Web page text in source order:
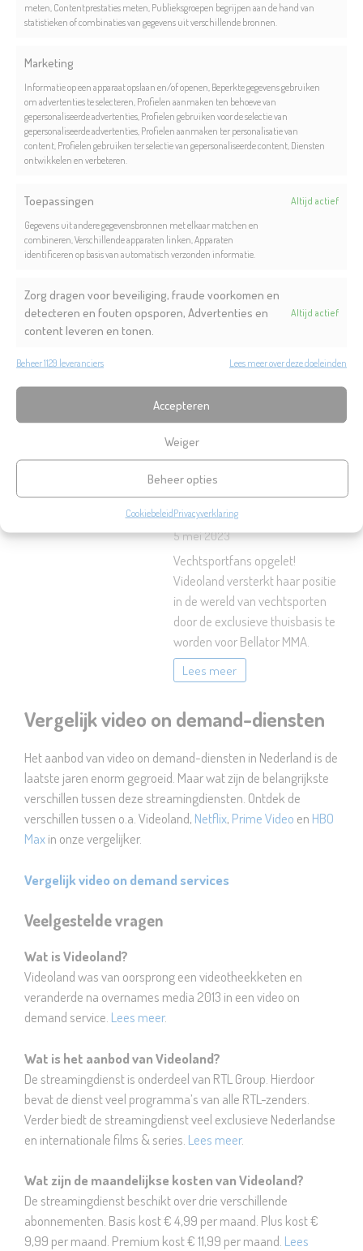
meten, Contentprestaties meten, Publieksgroepen begrijpen aan de hand van
statistieken of combinaties van gegevens uit verschillende bronnen.
Marketing
Informatie op een apparaat opslaan en/of openen, Beperkte gegevens gebruiken
om advertenties te selecteren, Profielen aanmaken ten behoeve van
gepersonaliseerde advertenties, Profielen gebruiken voor de selectie van
gepersonaliseerde advertenties, Profielen aanmaken ter personalisatie van
content, Profielen gebruiken ter selectie van gepersonaliseerde content, Diensten
ontwikkelen en verbeteren.
Toepassingen
Altijd actief
Gegevens uit andere gegevensbronnen met elkaar matchen en
combineren, Verschillende apparaten linken, Apparaten
identificeren op basis van automatisch verzonden informatie.
Zorg dragen voor beveiliging, fraude voorkomen en
detecteren en fouten opsporen, Advertenties en
content leveren en tonen.
Altijd actief
Beheer 1129 leveranciers Lees meer over deze doeleinden
Accepteren
Weiger
Beheer opties
CookiebeleidPrivacyverklaring
Voetbal heeft wereldwijd
talloze boeiende voetbalseries
en meeslepende
voetbaldocumentaires zijn die
de harten van liefhebbers
Videoland
abonnementen worden 1
17 mei 2023
Plus- en Premium-
Lees meer
Videoland wordt
exclusieve thuisbasis
voor Bellator MMA
5 mei 2023
Vechtsportfans opgelet!
Videoland versterkt haar positie
in de wereld van vechtsporten
door de exclusieve thuisbasis te
worden voor Bellator MMA.
Lees meer
Vergelijk video on demand-diensten
Het aanbod van video on demand-diensten in Nederland is de
laatste jaren enorm gegroeid. Maar wat zijn de belangrijkste
verschillen tussen deze streamingdiensten. Ontdek de
verschillen tussen o.a. Videoland, Netflix, Prime Video en HBO
Maxin onze vergelijker.
Vergelijk video on demand services
Veelgestelde vragen
Wat is Videoland?
Videoland was van oorsprong een videotheekketen en
veranderde na overnames media 2013 in een video on
demand service. Lees meer.
Wat is het aanbod van Videoland?
De streamingdienst is onderdeel van RTL Group. Hierdoor
bevat de dienst veel programma’s van alle RTL-zenders.
Verder biedt de streamingdienst veel exclusieve Nederlandse
en internationale films & series. Lees meer.
Wat zijn de maandelijkse kosten van Videoland?
De streamingdienst beschikt over drie verschillende
abonnementen. Basis kost € 4,99 per maand. Plus kost €
9,99 per maand. Premium kost € 11,99 per maand. Lees